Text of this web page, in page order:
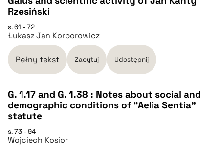
pobierz cytat
BIBTEX
pobierz cytat
Rzesiński
s. 61 - 72
Łukasz Jan Korporowicz
Pełny tekst Zacytuj Udostępnij
CZYSTY TEKST
pobierz cytat
G. 1.17 and G. 1.38 : Notes about social and
demographic conditions of “Aelia Sentia”
statute
s. 73 - 94
Wojciech Kosior